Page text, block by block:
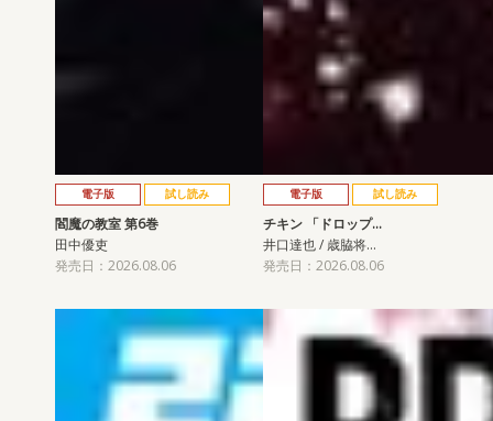
電子版 試し読み
閻魔の教室 第6巻
田中優吏
発売日：2026.08.06
電子版 試し読み
チキン 「ドロップ…
井口達也 / 歳脇将…
発売日：2026.08.06